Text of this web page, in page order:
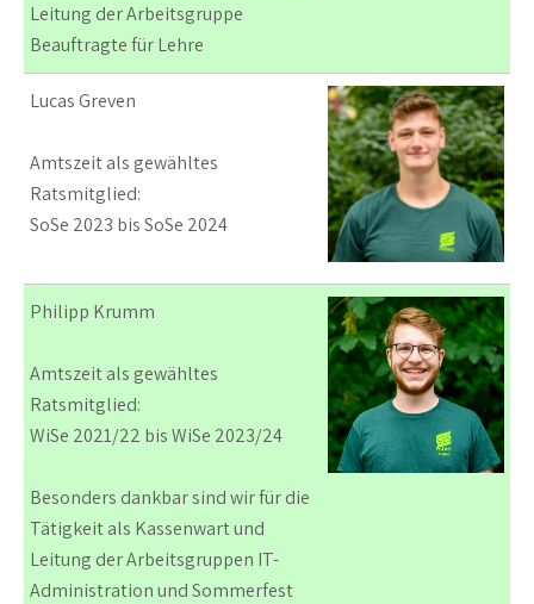
Leitung der Arbeitsgruppe
Beauftragte für Lehre
Lucas Greven
Amtszeit als gewähltes
Ratsmitglied:
SoSe 2023 bis SoSe 2024
Philipp Krumm
Amtszeit als gewähltes
Ratsmitglied:
WiSe 2021/22 bis WiSe 2023/24
Besonders dankbar sind wir für die
Tätigkeit als Kassenwart und
Leitung der Arbeitsgruppen IT-
Administration und Sommerfest